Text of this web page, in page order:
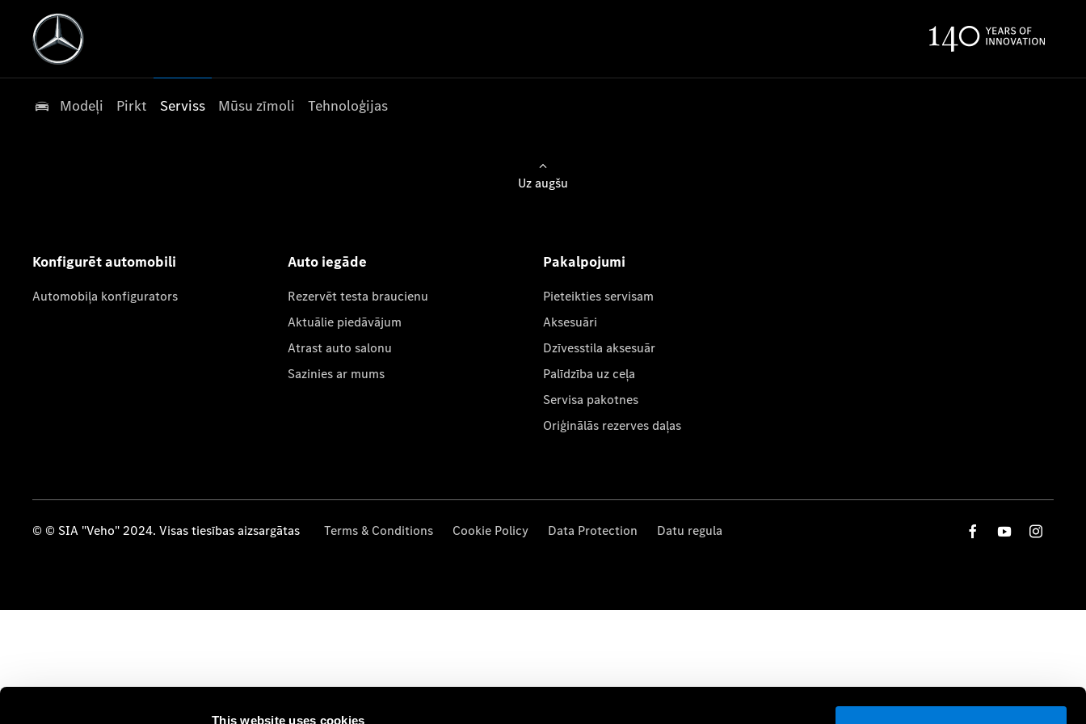
This website uses cookies
Modeļi Pirkt Serviss Mūsu zīmoli Tehnoloģijas
Uz augšu
Konfigurēt automobili
Automobiļa konfigurators
Auto iegāde
Rezervēt testa braucienu
Aktuālie piedāvājum
Atrast auto salonu
Sazinies ar mums
Pakalpojumi
Pieteikties servisam
Aksesuāri
Dzīvesstila aksesuār
Palīdzība uz ceļa
Servisa pakotnes
Oriģinālās rezerves daļas
© © SIA "Veho" 2024. Visas tiesības aizsargātas Terms & Conditions Cookie Policy Data Protection Datu regula